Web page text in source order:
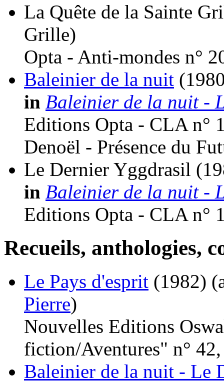
La Quête de la Sainte
Grille)
Opta - Anti-mondes n°
Baleinier de la nuit
in Baleinier de la nuit -
Editions Opta - CLA n°
Denoël - Présence du
Le Dernier Yggdrasil
in Baleinier de la nuit -
Editions Opta - CLA n°
Recueils, anthologies,
Le Pays d'esprit (1982)
Pierre)
Nouvelles Editions
fiction/Aventures" n°
Baleinier de la nuit - Le